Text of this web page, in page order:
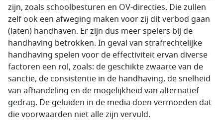
zijn, zoals schoolbesturen en OV-directies. Die zullen
zelf ook een afweging maken voor zij dit verbod gaan
(laten) handhaven. Er zijn dus meer spelers bij de
handhaving betrokken. In geval van strafrechtelijke
handhaving spelen voor de effectiviteit ervan diverse
factoren een rol, zoals: de geschikte zwaarte van de
sanctie, de consistentie in de handhaving, de snelheid
van afhandeling en de mogelijkheid van alternatief
gedrag. De geluiden in de media doen vermoeden dat
die voorwaarden niet alle zijn vervuld.